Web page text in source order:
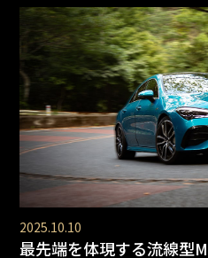
2025.10.10
最先端を体現する流線型